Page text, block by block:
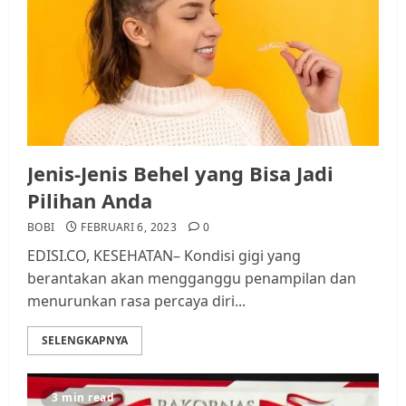
Jenis-Jenis Behel yang Bisa Jadi
Pilihan Anda
BOBI FEBRUARI 6, 2023 0
EDISI.CO, KESEHATAN– Kondisi gigi yang
berantakan akan mengganggu penampilan dan
menurunkan rasa percaya diri...
SELENGKAPNYA
3 min read